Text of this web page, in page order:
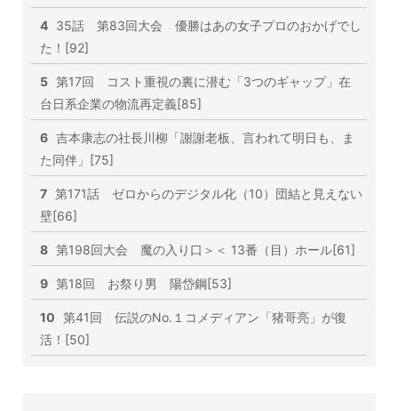
4 35話 第83回大会 優勝はあの女子プロのおかげでし
た！[92]
5 第17回 コスト重視の裏に潜む「3つのギャップ」在
台日系企業の物流再定義[85]
6 吉本康志の社長川柳「謝謝老板、言われて明日も、ま
た同伴」[75]
7 第171話 ゼロからのデジタル化（10）団結と見えない
壁[66]
8 第198回大会 魔の入り口＞＜ 13番（目）ホール[61]
9 第18回 お祭り男 陽岱鋼[53]
10 第41回 伝説のNo.１コメディアン「猪哥亮」が復
活！[50]